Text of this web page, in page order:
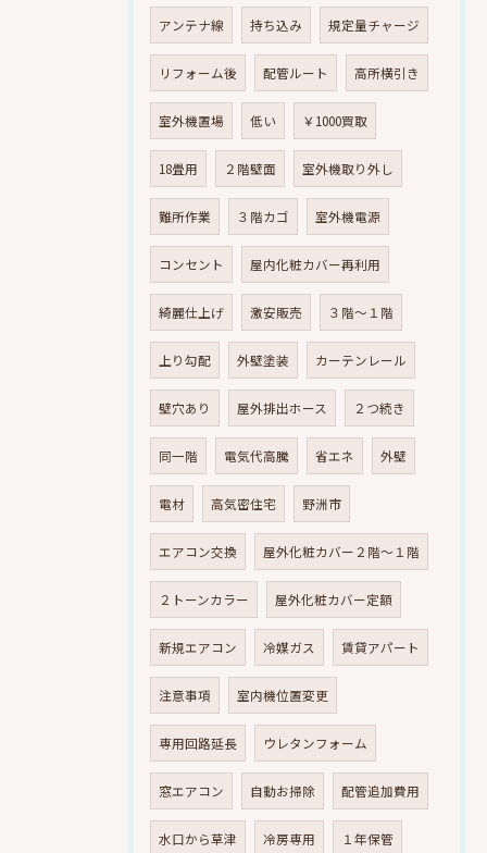
アンテナ線 持ち込み 規定量チャージ
リフォーム後 配管ルート 高所横引き
室外機置場 低い ￥1000買取
18畳用 ２階壁面 室外機取り外し
難所作業 ３階カゴ 室外機電源
コンセント 屋内化粧カバー再利用
綺麗仕上げ 激安販売 ３階～１階
上り勾配 外壁塗装 カーテンレール
壁穴あり 屋外排出ホース ２つ続き
同一階 電気代高騰 省エネ 外壁
電材 高気密住宅 野洲市
エアコン交換 屋外化粧カバー２階～１階
２トーンカラー 屋外化粧カバー定額
新規エアコン 冷媒ガス 賃貸アパート
注意事項 室内機位置変更
専用回路延長 ウレタンフォーム
窓エアコン 自動お掃除 配管追加費用
水口から草津 冷房専用 １年保管